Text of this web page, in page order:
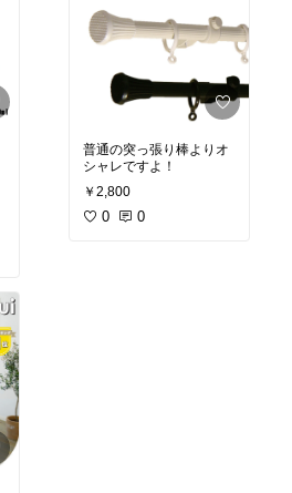
普通の突っ張り棒よりオ
シャレですよ！
￥2,800
0 0